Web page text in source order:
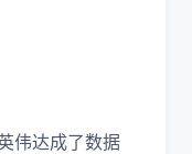
伟达成了数据